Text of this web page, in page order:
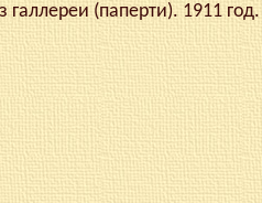
(паперти). 1911 год.